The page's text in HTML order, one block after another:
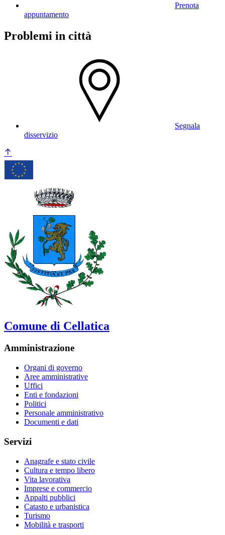
Prenota
appuntamento
Problemi in città
Segnala
disservizio
Comune di Cellatica
Amministrazione
Organi di governo
Aree amministrative
Uffici
Enti e fondazioni
Politici
Personale amministrativo
Documenti e dati
Servizi
Anagrafe e stato civile
Cultura e tempo libero
Vita lavorativa
Imprese e commercio
Appalti pubblici
Catasto e urbanistica
Turismo
Mobilità e trasporti